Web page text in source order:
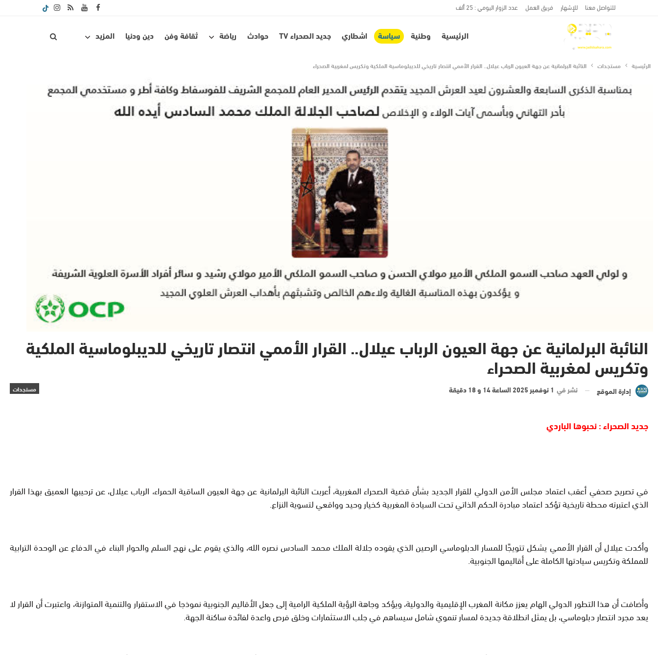
للتواصل معنا للإشهار فريق العمل عدد الزوار اليومي : 25 ألف
الرئيسية وطنية سياسة اشطاري جديد الصحراء TV حوادث رياضة ثقافة وفن دين ودنيا المزيد
الرئيسية مستجدات النائبة البرلمانية عن جهة العيون الرباب عيلال.. القرار الأممي انتصار تاريخي للديبلوماسية الملكية وتكريس لمغربية الصحراء
النائبة البرلمانية عن جهة العيون الرباب عيلال.. القرار الأممي انتصار تاريخي للديبلوماسية الملكية
وتكريس لمغربية الصحراء
مستجدات إدارة الموقع نشر في 1 نوفمبر 2025 الساعة 14 و 18 دقيقة
جديد الصحراء : نحبوها الباردي
في تصريح صحفي أعقب اعتماد مجلس الأمن الدولي للقرار الجديد بشأن قضية الصحراء المغربية، أعربت النائبة البرلمانية عن جهة العيون الساقية الحمراء، الرباب عيلال، عن ترحيبها العميق بهذا القرار
الذي اعتبرته محطة تاريخية تؤكد اعتماد مبادرة الحكم الذاتي تحت السيادة المغربية كخيار وحيد وواقعي لتسوية النزاع.
وأكدت عيلال أن القرار الأممي يشكل تتويجًا للمسار الدبلوماسي الرصين الذي يقوده جلالة الملك محمد السادس نصره الله، والذي يقوم على نهج السلم والحوار البناء في الدفاع عن الوحدة الترابية
للمملكة وتكريس سيادتها الكاملة على أقاليمها الجنوبية.
وأضافت أن هذا التطور الدولي الهام يعزز مكانة المغرب الإقليمية والدولية، ويؤكد وجاهة الرؤية الملكية الرامية إلى جعل الأقاليم الجنوبية نموذجا في الاستقرار والتنمية المتوازنة، واعتبرت أن القرار لا
يعد مجرد انتصار دبلوماسي، بل يمثل انطلاقة جديدة لمسار تنموي شامل سيساهم في جلب الاستثمارات وخلق فرص واعدة لفائدة ساكنة الجهة.